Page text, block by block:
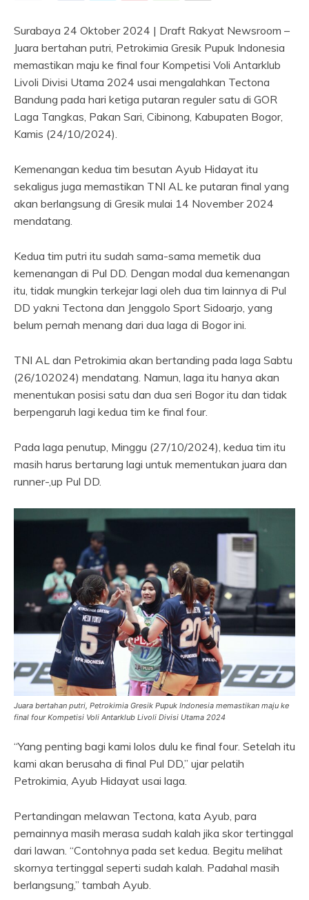
Surabaya 24 Oktober 2024 | Draft Rakyat Newsroom –
Juara bertahan putri, Petrokimia Gresik Pupuk Indonesia
memastikan maju ke final four Kompetisi Voli Antarklub
Livoli Divisi Utama 2024 usai mengalahkan Tectona
Bandung pada hari ketiga putaran reguler satu di GOR
Laga Tangkas, Pakan Sari, Cibinong, Kabupaten Bogor,
Kamis (24/10/2024).
Kemenangan kedua tim besutan Ayub Hidayat itu
sekaligus juga memastikan TNI AL ke putaran final yang
akan berlangsung di Gresik mulai 14 November 2024
mendatang.
Kedua tim putri itu sudah sama-sama memetik dua
kemenangan di Pul DD. Dengan modal dua kemenangan
itu, tidak mungkin terkejar lagi oleh dua tim lainnya di Pul
DD yakni Tectona dan Jenggolo Sport Sidoarjo, yang
belum pernah menang dari dua laga di Bogor ini.
TNI AL dan Petrokimia akan bertanding pada laga Sabtu
(26/102024) mendatang. Namun, laga itu hanya akan
menentukan posisi satu dan dua seri Bogor itu dan tidak
berpengaruh lagi kedua tim ke final four.
Pada laga penutup, Minggu (27/10/2024), kedua tim itu
masih harus bertarung lagi untuk mementukan juara dan
runner-,up Pul DD.
Juara bertahan putri, Petrokimia Gresik Pupuk Indonesia memastikan maju ke
final four Kompetisi Voli Antarklub Livoli Divisi Utama 2024
“Yang penting bagi kami lolos dulu ke final four. Setelah itu
kami akan berusaha di final Pul DD,” ujar pelatih
Petrokimia, Ayub Hidayat usai laga.
Pertandingan melawan Tectona, kata Ayub, para
pemainnya masih merasa sudah kalah jika skor tertinggal
dari lawan. “Contohnya pada set kedua. Begitu melihat
skornya tertinggal seperti sudah kalah. Padahal masih
berlangsung,” tambah Ayub.